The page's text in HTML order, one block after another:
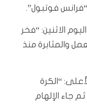
الاثنين: “فخر
والمثابرة منذ
“الكرة
جاء الإلهام